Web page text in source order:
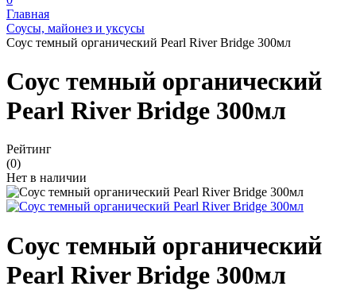
Главная
Соусы, майонез и уксусы
Соус темный органический Pearl River Bridge 300мл
Соус темный органический
Pearl River Bridge 300мл
Рейтинг
(0)
Нет в наличии
Соус темный органический
Pearl River Bridge 300мл